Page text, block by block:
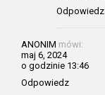
Odpowiedz
ANONIM mówi:
maj 6, 2024
o godzinie 13:46
Odpowiedz